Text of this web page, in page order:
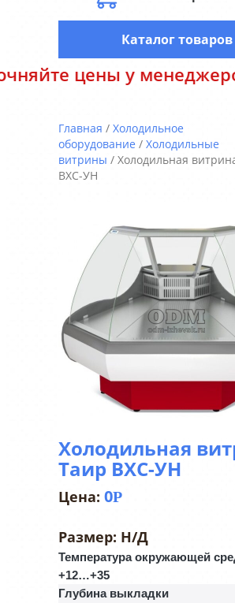
цены у менеджеров.
Каталог товаров
Главная / Холодильное
оборудование / Холодильные
витрины / Холодильная
ВХС-УН
Холодильная
Таир ВХС-УН
0Р
Размер: Н/Д
Температура окружающей
+12…+35
Глубина выкладки